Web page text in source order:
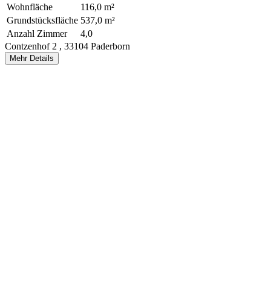
Wohnfläche
116,0 m²
Grundstücksfläche 537,0 m²
Anzahl Zimmer
4,0
Contzenhof 2 , 33104 Paderborn
Mehr Details